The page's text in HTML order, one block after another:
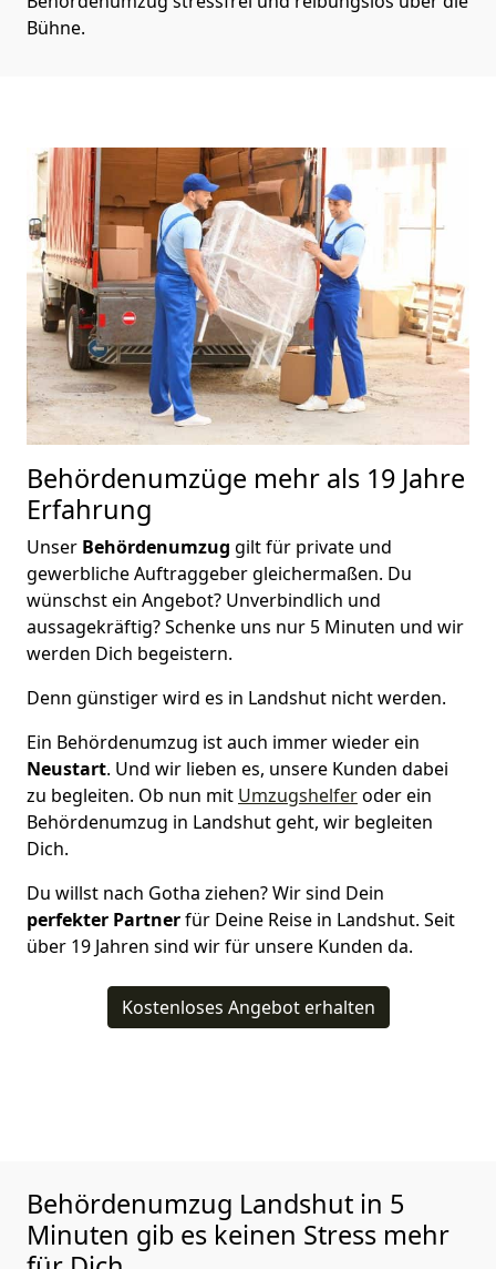
Bühne.
Behördenumzüge mehr als 19 Jahre
Erfahrung
Unser Behördenumzug gilt für private und
gewerbliche Auftraggeber gleichermaßen. Du
wünschst ein Angebot? Unverbindlich und
aussagekräftig? Schenke uns nur 5 Minuten und wir
werden Dich begeistern.
Denn günstiger wird es in Landshut nicht werden.
Ein Behördenumzug ist auch immer wieder ein
Neustart. Und wir lieben es, unsere Kunden dabei
zu begleiten. Ob nun mit Umzugshelferoder ein
Behördenumzug in Landshut geht, wir begleiten
Dich.
Du willst nach Gotha ziehen? Wir sind Dein
perfekter Partnerfür Deine Reise in Landshut. Seit
über 19 Jahren sind wir für unsere Kunden da.
Kostenloses Angebot erhalten
Behördenumzug Landshut in 5
Minuten gib es keinen Stress mehr